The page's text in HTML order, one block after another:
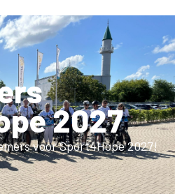
2027
voor Sport4Hope 2027!